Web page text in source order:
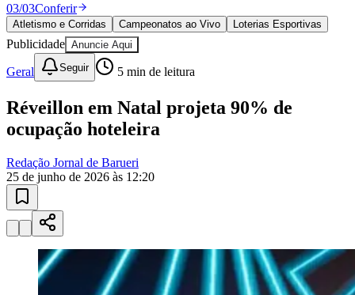
Bragantino
10 anos de JB
10 anos de JB
Atletismo e Corridas provas regionais